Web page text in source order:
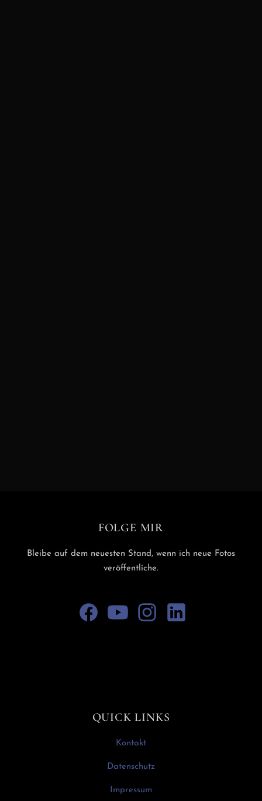
FOLGE MIR
Bleibe auf dem neuesten Stand, wenn ich neue Fotos
veröffentliche.
QUICK LINKS
Kontakt
Datenschutz
Impressum